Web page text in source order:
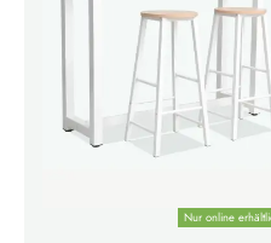
Nur online